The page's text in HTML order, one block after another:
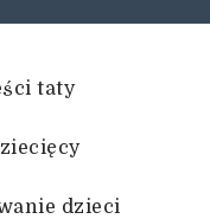
taty
dzieci